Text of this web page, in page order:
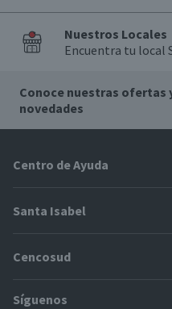
Nuestros Locales
Encuentra tu local
Conoce nuestras ofertas
novedades
Centro de Ayuda
Problemas con tu pedido
Cómo modificar mis datos
Modos de entrega y cobertura
Santa Isabel
Proveedores
Cencosud
Paris
Síguenos